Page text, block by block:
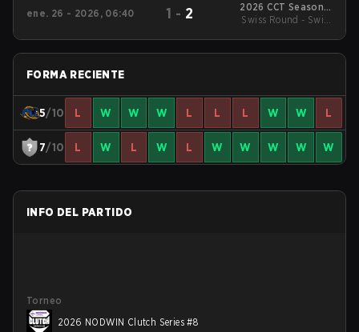
ene. 26 - 2026, 06:40 1 - 2
2026 CCT Season 3
European Series #14
Swiss Round - Swiss
FORMA RECIENTE
5/10 L W W W L L L W W L
7/10 L W L W L W W W W W
INFO DEL PARTIDO
Torneo
2026 NODWIN Clutch Series #8